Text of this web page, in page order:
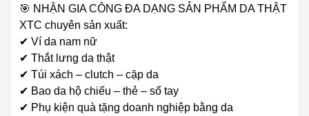
🎯 NHẬN GIA CÔNG ĐA DẠNG SẢN PHẨM DA THẬT
XTC chuyên sản xuất:
✔ Ví da nam nữ
✔ Thắt lưng da thật
✔ Túi xách – clutch – cặp da
✔ Bao da hộ chiếu – thẻ – sổ tay
✔ Phụ kiện quà tặng doanh nghiệp bằng da